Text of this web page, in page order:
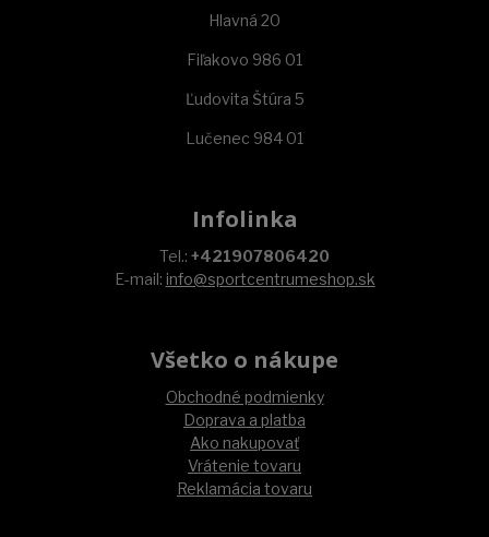
Hlavná 20
Fiľakovo 986 01
Ľudovita Štúra 5
Lučenec 984 01
Infolinka
Tel.: +421907806420
E-mail: info@sportcentrumeshop.sk
Všetko o nákupe
Obchodné podmienky
Doprava a platba
Ako nakupovať
Vrátenie tovaru
Reklamácia tovaru